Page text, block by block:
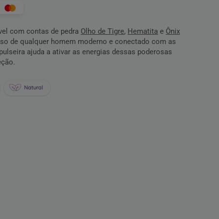
com contas de pedra Olho de Tigre, Hematita e Ônix
de qualquer homem moderno e conectado com as
ajuda a ativar as energias dessas poderosas
Natural